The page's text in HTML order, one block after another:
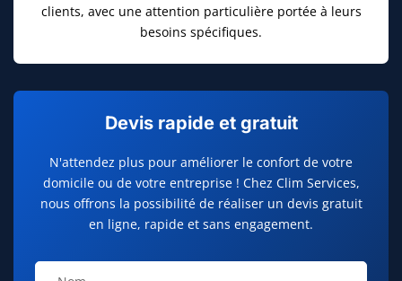
clients, avec une attention particulière portée à leurs
besoins spécifiques.
Devis rapide et gratuit
N'attendez plus pour améliorer le confort de votre
domicile ou de votre entreprise ! Chez Clim Services,
nous offrons la possibilité de réaliser un devis gratuit
en ligne, rapide et sans engagement.